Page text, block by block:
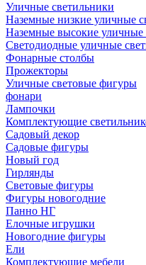
Уличные светильники
Наземные низкие уличные
Наземные высокие уличные
Светодиодные уличные
Фонарные столбы
Прожекторы
Уличные световые фигуры
фонари
Лампочки
Комплектующие
Садовый декор
Садовые фигуры
Новый год
Гирлянды
Световые фигуры
Фигуры новогодние
Панно НГ
Елочные игрушки
Новогодние фигуры
Ели
Комплектующие мебели